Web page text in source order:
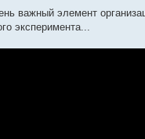
важный элемент
эксперимента...